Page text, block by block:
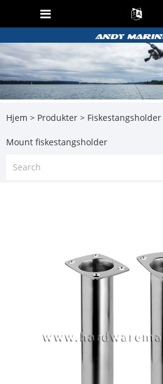
Hjem > Produkter > Fiskestangsholder
Mount fiskestangsholder